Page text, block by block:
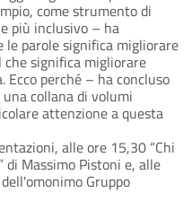
come strumento di
più inclusivo – ha
parole significa migliorare
significa migliorare
Ecco perché – ha concluso
collana di volumi
attenzione a questa
alle ore 15,30 “Chi
di Massimo Pistoni e, alle
Gruppo